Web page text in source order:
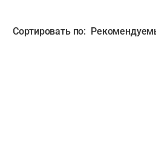
Сортировать по: